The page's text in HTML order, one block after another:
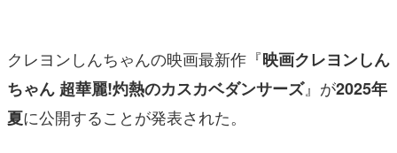
クレヨンしんちゃんの映画最新作『映画クレヨンしん
ちゃん 超華麗!灼熱のカスカベダンサーズ』が2025年
夏に公開することが発表された。